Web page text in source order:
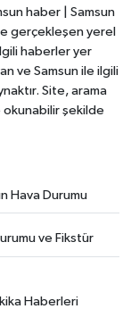
haber | Samsun
gerçekleşen yerel
haberler yer
ve Samsun ile ilgili
Site, arama
okunabilir şekilde
Hava Durumu
ve Fikstür
Haberleri